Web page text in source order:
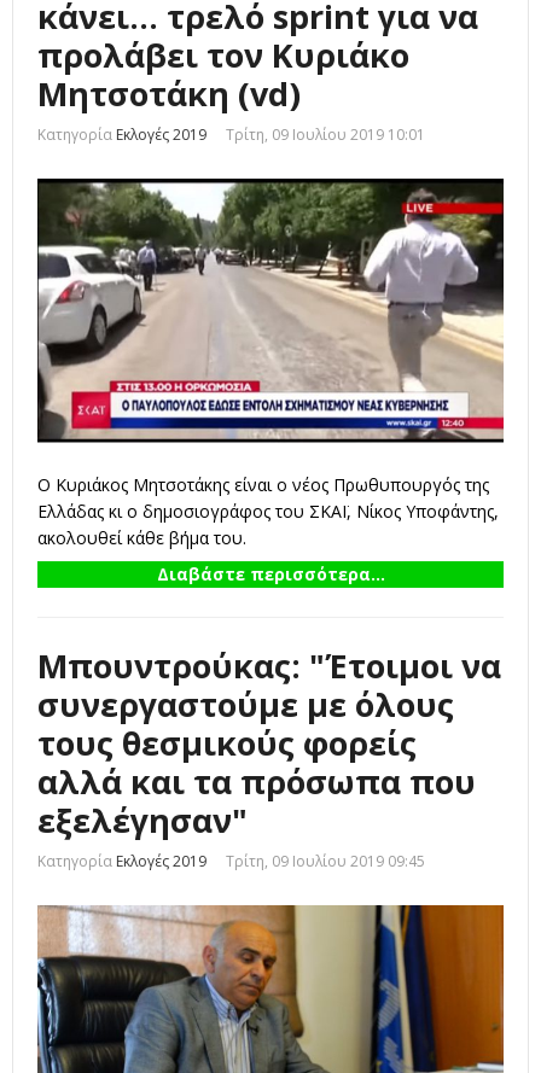
κάνει... τρελό sprint για να
προλάβει τον Κυριάκο
Μητσοτάκη (vd)
Κατηγορία Εκλογές 2019 Τρίτη, 09 Ιουλίου 2019 10:01
Ο Κυριάκος Μητσοτάκης είναι ο νέος Πρωθυπουργός της
Ελλάδας κι ο δημοσιογράφος του ΣΚΑΪ, Νίκος Υποφάντης,
ακολουθεί κάθε βήμα του.
Διαβάστε περισσότερα...
Μπουντρούκας: "Έτοιμοι να
συνεργαστούμε με όλους
τους θεσμικούς φορείς
αλλά και τα πρόσωπα που
εξελέγησαν"
Κατηγορία Εκλογές 2019 Τρίτη, 09 Ιουλίου 2019 09:45